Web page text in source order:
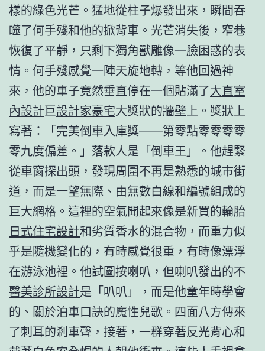
樣的綠色光芒。猛地從柱子爆發出來，瞬間吞
噬了何手殘和他的掀背車。光芒消失後，窄巷
恢復了平靜，只剩下獨角獸雕像一臉困惑的表
情。何手殘感覺一陣天旋地轉，等他回過神
來，他的車子竟然垂直停在一個貼滿了大直室
內設計巨設計家豪宅大獎狀的牆壁上。獎狀上
寫著：「完美倒車入庫獎——第零點零零零零
零九度偏差。」落款人是「倒車王」。他趕緊
從車窗探出頭，發現周圍不再是熟悉的城市街
道，而是一望無際、由無數白線和編號組成的
巨大網格。這裡的空氣聞起來像是新買的輪胎
日式住宅設計和劣質香水的混合物，而重力似
乎是隨機變化的，有時感覺很重，有時像漂浮
在游泳池裡。他試圖按喇叭，但喇叭發出的不
醫美診所設計是「叭叭」，而是他童年時學會
的、關於泊車口訣的魔性兒歌。四面八方傳來
了刺耳的剎車聲，接著，一群穿著反光背心和